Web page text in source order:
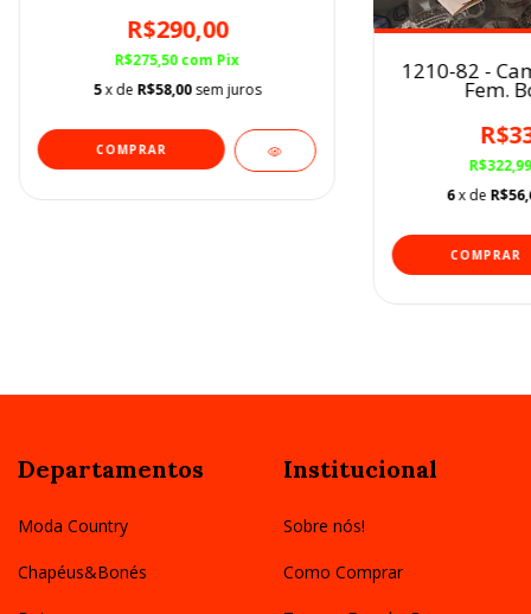
Abarescos Gallop
R$290,00
R$275,50com Pix
5x de R$58,00 sem juros
COMPRAR
1210-82 -
Fem.
6x de
COMPRAR
Departamentos
Moda Country
Chapéus&Bonés
Institucional
Sobre nós!
Como Comprar